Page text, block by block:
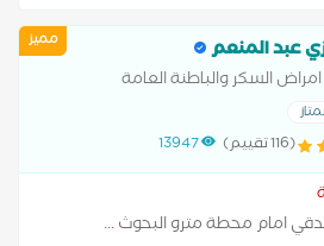
مميز عبد المنعم
السكر والباطنة العامة
(116 تقييم) 13947
امام محطة مترو البحوث...